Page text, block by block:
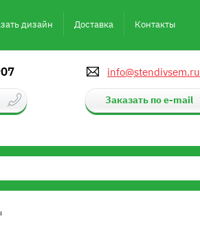
дизайн Доставка Контакты
info@stendivsem.ru
Заказать по e-mail